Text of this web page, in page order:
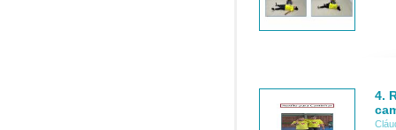
4.